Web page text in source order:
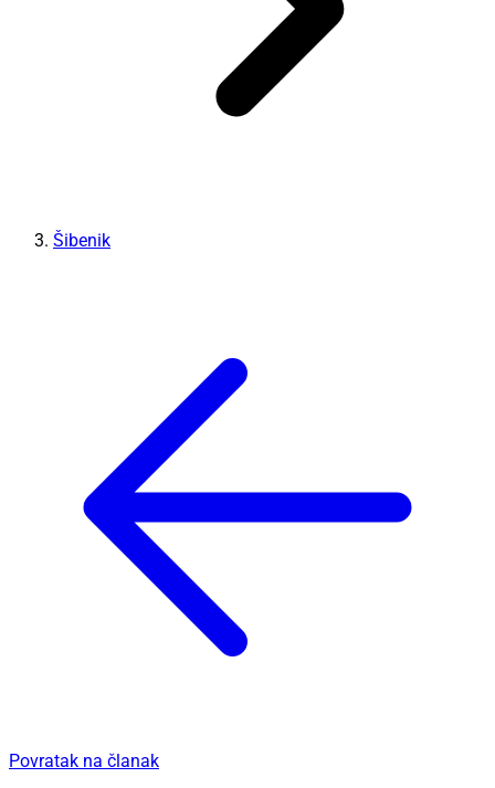
Šibenik
Povratak na članak